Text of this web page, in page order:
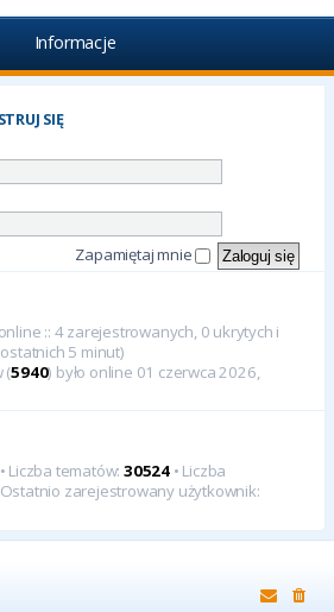
Informacje
SIĘ
Zapamiętaj mnie
:: 4 zarejestrowanych, 0 ukrytych i
5 minut)
(5940) było online 01 czerwca 2026,
Liczba tematów:30524 • Liczba
Ostatnio zarejestrowany użytkownik: